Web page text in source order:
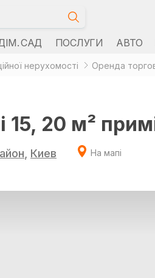
САД ПОСЛУГИ АВТО
нерухомості Оренда
20 м²
Киев На мапі